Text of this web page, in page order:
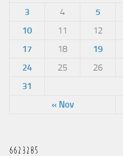
« Nov
3
4 5
10
11 12
17
18 19
24
25 26
31